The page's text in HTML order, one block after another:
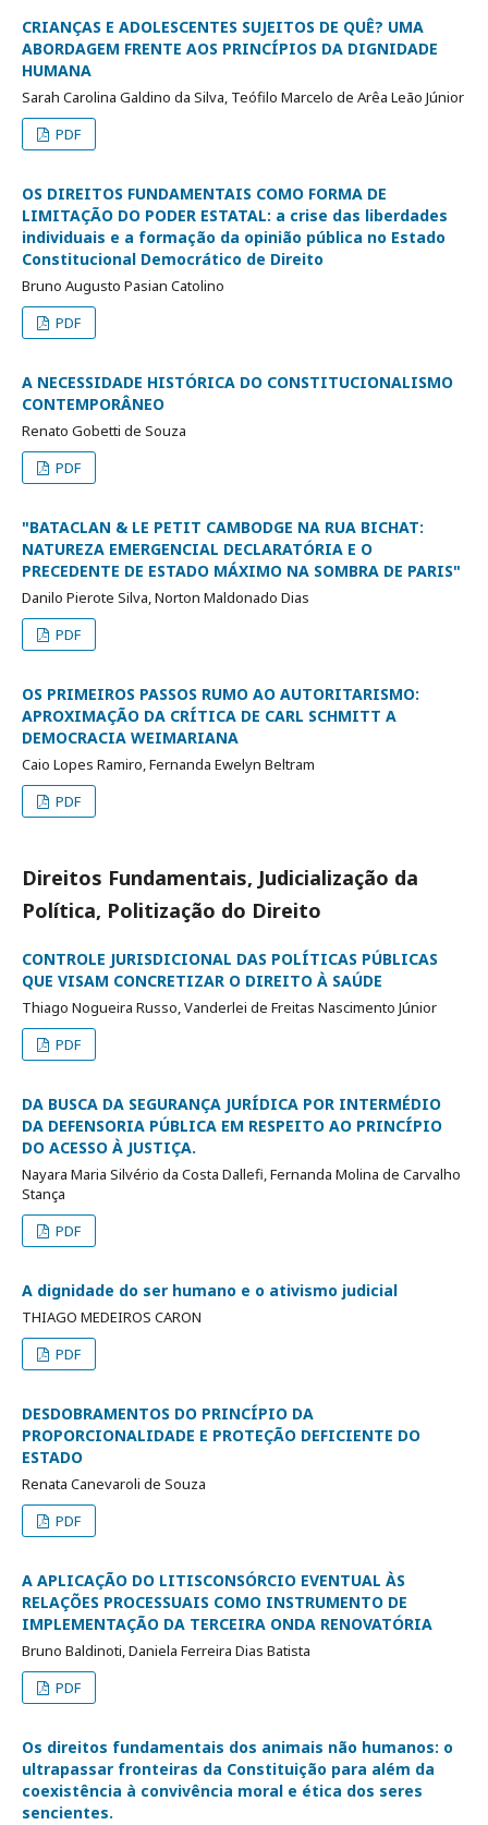
CRIANÇAS E ADOLESCENTES SUJEITOS DE QUÊ? UMA
ABORDAGEM FRENTE AOS PRINCÍPIOS DA DIGNIDADE
HUMANA
Sarah Carolina Galdino da Silva, Teófilo Marcelo de Arêa Leão Júnior
PDF
OS DIREITOS FUNDAMENTAIS COMO FORMA DE
LIMITAÇÃO DO PODER ESTATAL: a crise das liberdades
individuais e a formação da opinião pública no Estado
Constitucional Democrático de Direito
Bruno Augusto Pasian Catolino
PDF
A NECESSIDADE HISTÓRICA DO CONSTITUCIONALISMO
CONTEMPORÂNEO
Renato Gobetti de Souza
PDF
"BATACLAN & LE PETIT CAMBODGE NA RUA BICHAT:
NATUREZA EMERGENCIAL DECLARATÓRIA E O
PRECEDENTE DE ESTADO MÁXIMO NA SOMBRA DE PARIS"
Danilo Pierote Silva, Norton Maldonado Dias
PDF
OS PRIMEIROS PASSOS RUMO AO AUTORITARISMO:
APROXIMAÇÃO DA CRÍTICA DE CARL SCHMITT A
DEMOCRACIA WEIMARIANA
Caio Lopes Ramiro, Fernanda Ewelyn Beltram
PDF
Direitos Fundamentais, Judicialização da
Política, Politização do Direito
CONTROLE JURISDICIONAL DAS POLÍTICAS PÚBLICAS
QUE VISAM CONCRETIZAR O DIREITO À SAÚDE
Thiago Nogueira Russo, Vanderlei de Freitas Nascimento Júnior
PDF
DA BUSCA DA SEGURANÇA JURÍDICA POR INTERMÉDIO
DA DEFENSORIA PÚBLICA EM RESPEITO AO PRINCÍPIO
DO ACESSO À JUSTIÇA.
Nayara Maria Silvério da Costa Dallefi, Fernanda Molina de Carvalho
Stança
PDF
A dignidade do ser humano e o ativismo judicial
THIAGO MEDEIROS CARON
PDF
DESDOBRAMENTOS DO PRINCÍPIO DA
PROPORCIONALIDADE E PROTEÇÃO DEFICIENTE DO
ESTADO
Renata Canevaroli de Souza
PDF
A APLICAÇÃO DO LITISCONSÓRCIO EVENTUAL ÀS
RELAÇÕES PROCESSUAIS COMO INSTRUMENTO DE
IMPLEMENTAÇÃO DA TERCEIRA ONDA RENOVATÓRIA
Bruno Baldinoti, Daniela Ferreira Dias Batista
PDF
Os direitos fundamentais dos animais não humanos: o
ultrapassar fronteiras da Constituição para além da
coexistência à convivência moral e ética dos seres
sencientes.